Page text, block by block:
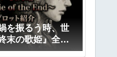
を振るう時、世
の歌姫』全プ